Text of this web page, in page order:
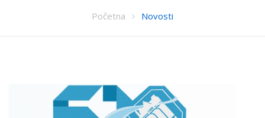
Početna Novosti